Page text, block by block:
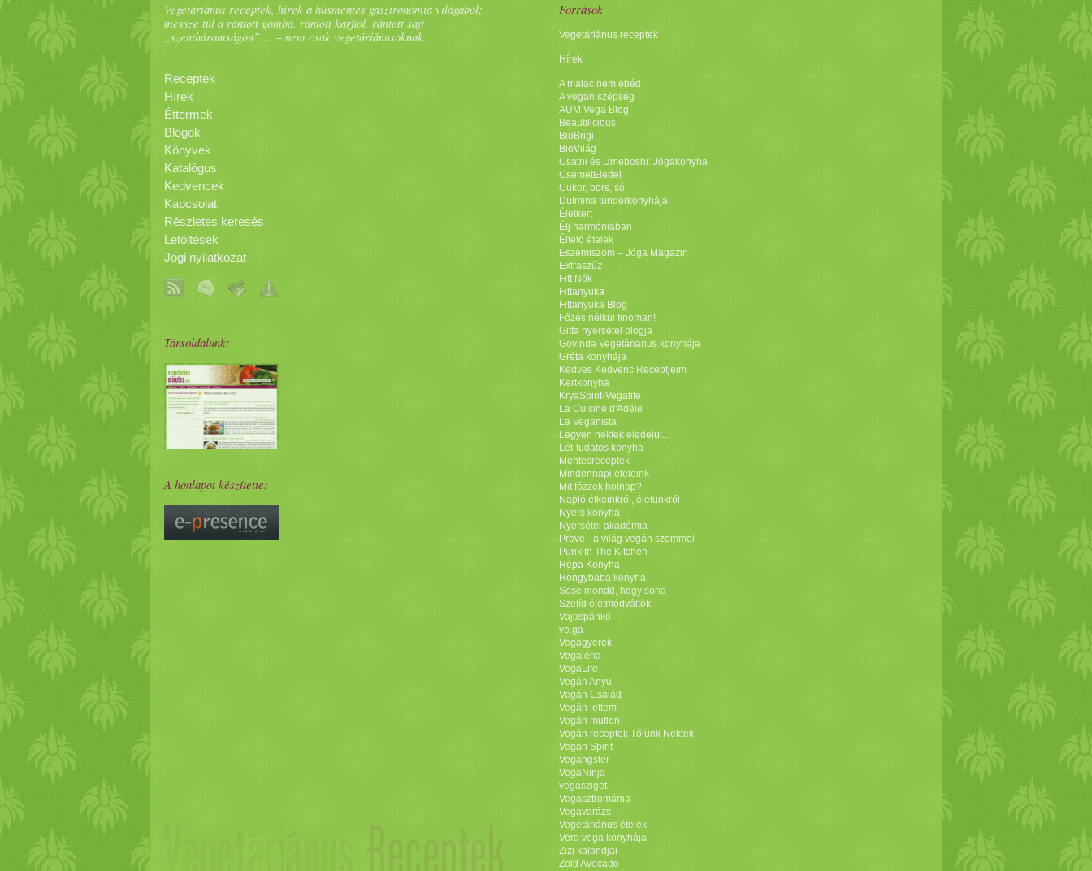
Vegetáriánus receptek, hírek a húsmentes gasztronómia világából;
messze túl a rántott gomba, rántott karfiol, rántott sajt
„szentháromságon” ... – nem csak vegetáriánusoknak.
Receptek
Hírek
Éttermek
Blogok
Könyvek
Katalógus
Kedvencek
Kapcsolat
Részletes keresés
Letöltések
Jogi nyilatkozat
Társoldalunk:
A honlapot készítette:
Források
Vegetáriánus receptek
Hírek
A malac nem ebéd
A vegán szépség
AUM Vega Blog
Beautilicious
BioBrigi
BioVilág
Csatni és Umeboshi: Jógakonyha
CsemetEledel
Cukor, bors, só
Dulmina tündérkonyhája
Életkert
Élj harmóniában
Éltető ételek
Eszemiszom – Jóga Magazin
Extraszűz
Fitt Nők
Fittanyuka
Fittanyuka Blog
Főzés nélkül finoman!
Gitta nyersétel blogja
Govinda Vegetáriánus konyhája
Gréta konyhája
Kedves Kedvenc Receptjeim
Kertkonyha
KryaSpirit-Vegalife
La Cuisine d'Adéle
La Veganista
Legyen néktek eledelül...
Lét-tudatos konyha
Mentesreceptek
Mindennapi ételeink
Mit főzzek holnap?
Napló étkeinkről, életünkről
Nyers konyha
Nyersétel akadémia
Prove - a világ vegán szemmel
Punk In The Kitchen
Répa Konyha
Rongybaba konyha
Sose mondd, hogy soha
Szelíd életmódváltók
Vajaspánkó
ve.ga
Vegagyerek
Vegaléria
VegaLife
Vegán Anyu
Vegán Család
Vegán lettem
Vegán muflon
Vegán receptek Tőlünk Nektek
Vegan Spirit
Vegangster
VegaNinja
vegasziget
Vegasztrománia
Vegavarázs
Vegetáriánus ételek
Vera vega konyhája
Zizi kalandjai
Zöld Avocado